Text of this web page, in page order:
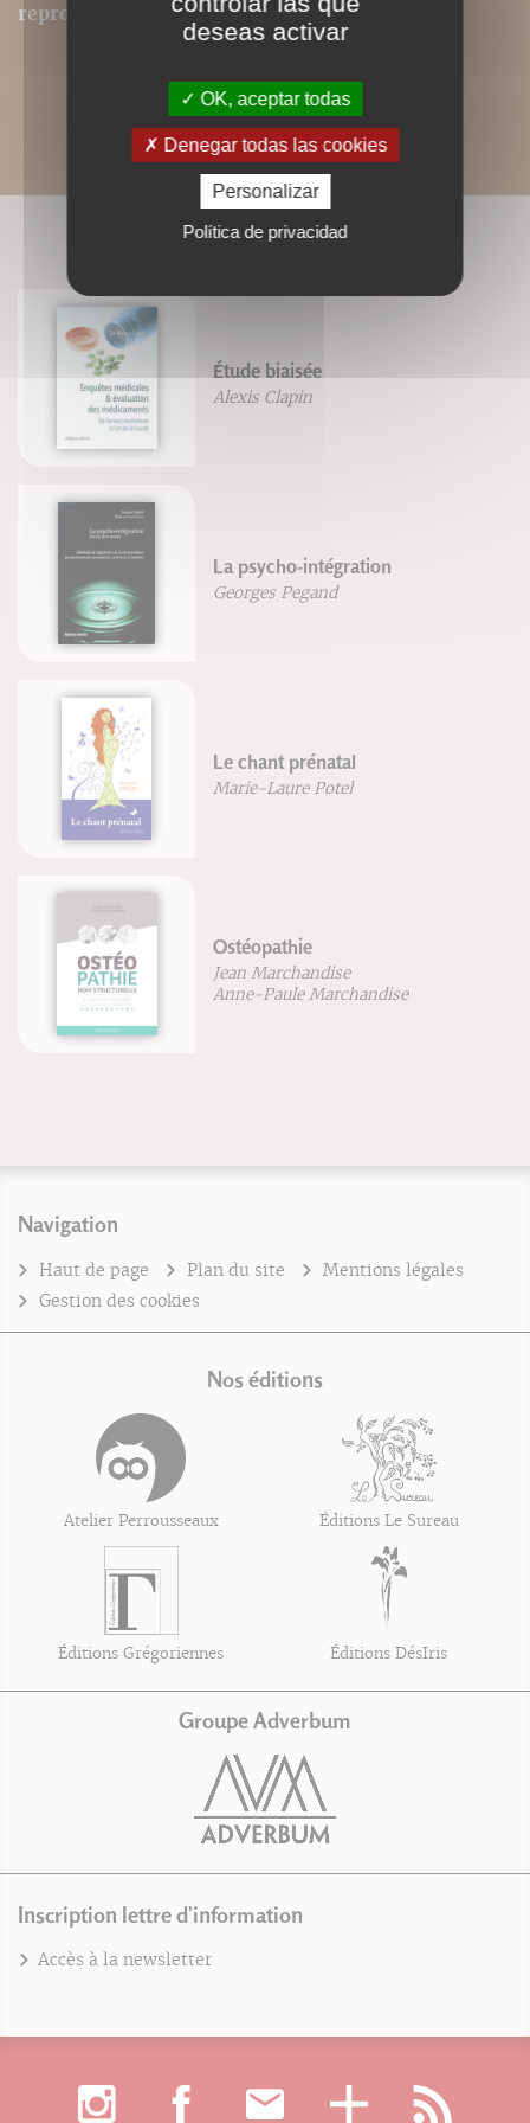
reproduits dans ce format.
LIVRES ASSOCIÉS
Étude biaisée
Alexis Clapin
La psycho-intégration
Georges Pegand
Le chant prénatal
Marie-Laure Potel
Ostéopathie
Jean Marchandise
Anne-Paule Marchandise
Navigation
Haut de page Plan du site
Mentions légales
Gestion des cookies
Nos éditions
Atelier Perrousseaux Éditions Le Sureau
Éditions Grégoriennes Éditions DésIris
Groupe Adverbum
Inscription lettre d'information
Accès à la newsletter
deseas activar
OK, aceptar todas
Denegar todas las cookies
Personalizar
Política de privacidad